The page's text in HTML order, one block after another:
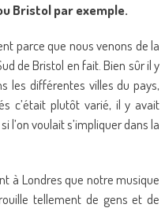
Bristol par exemple.
parce que nous venons de la
de Bristol en fait. Bien sûr il y
les différentes villes du pays,
c’était plutôt varié, il y avait
l’on voulait s’impliquer dans la
à Londres que notre musique
tellement de gens et de